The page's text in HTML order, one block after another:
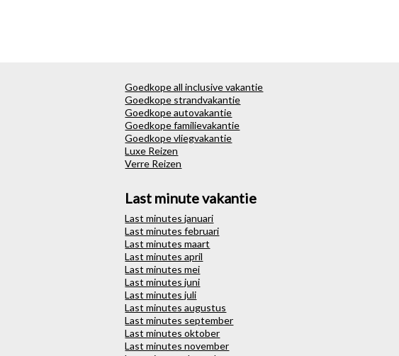
Goedkope all inclusive vakantie
Goedkope strandvakantie
Goedkope autovakantie
Goedkope familievakantie
Goedkope vliegvakantie
Luxe Reizen
Verre Reizen
Last minute vakantie
Last minutes januari
Last minutes februari
Last minutes maart
Last minutes april
Last minutes mei
Last minutes juni
Last minutes juli
Last minutes augustus
Last minutes september
Last minutes oktober
Last minutes november